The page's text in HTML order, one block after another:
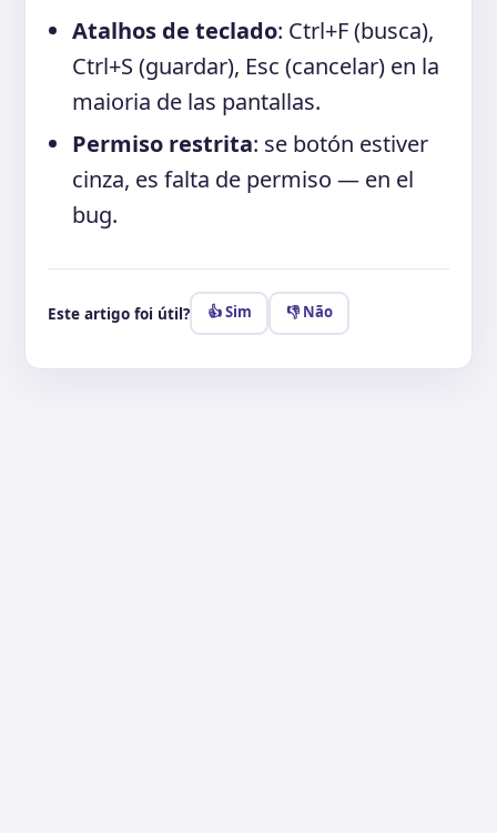
Atalhos de teclado: Ctrl+F (busca),
Ctrl+S (guardar), Esc (cancelar) en la
maioria de las pantallas.
Permiso restrita: se botón estiver
cinza, es falta de permiso — en el
bug.
Este artigo foi útil? 👍 Sim 👎 Não